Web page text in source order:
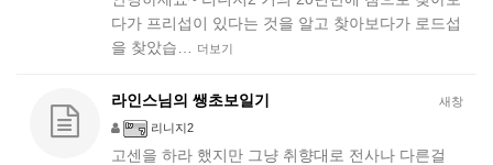
다가 프리섭이 있다는 것을 알고 찾아보다가 로드섭
을 찾았습…
더보기
새창
라인스님의 쌩초보일기
리니지2
고센을 하라 했지만 그냥 취향대로 전사나 다른걸